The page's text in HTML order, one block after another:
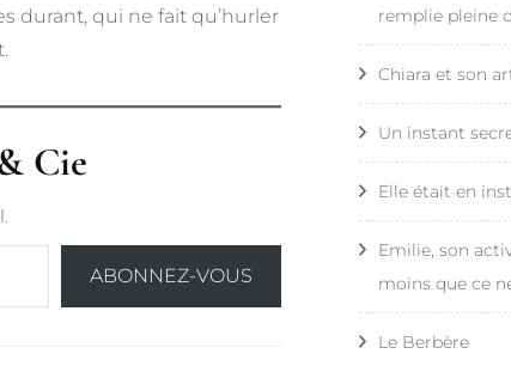
durant, qui ne fait qu’hurler
Cie
ABONNEZ-VOUS
remplie pleine
Chiara et son
Un instant
Elle était en
Emilie, son
moins que ce
Le Berbère